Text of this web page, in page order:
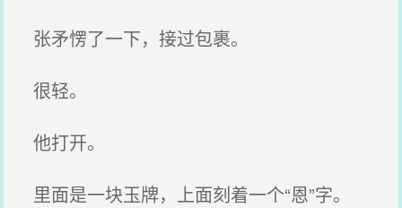
张矛愣了一下，接过包裹。
很轻。
他打开。
里面是一块玉牌，上面刻着一个“恩”字。